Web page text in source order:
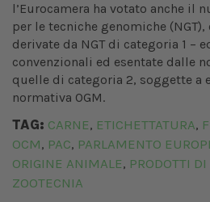
l’Eurocamera ha votato anche il
per le tecniche genomiche
derivate da NGT di categoria 1 –
convenzionali ed esentate dalle
quelle di categoria 2, soggette a
normativa OGM.
TAG: CARNE, ETICHETTATURA,
OCM, PAC, PARLAMENTO
ORIGINE ANIMALE, PRODOTTI
ZOOTECNIA